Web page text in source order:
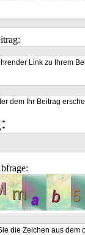
Link zu Ihrem
dem Ihr Beitrag
die Zeichen aus dem